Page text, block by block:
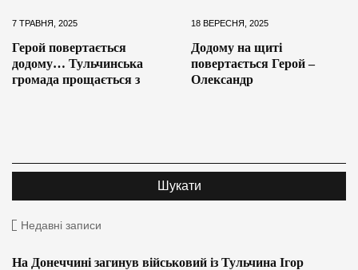
7 ТРАВНЯ, 2025
Герой повертається
додому… Тульчинська
громада прощається з
18 ВЕРЕСНЯ, 2025
Додому на щиті
повертається Герой –
Олександр
Недавні записи
На Донеччині загинув військовий із Тульчина Ігор